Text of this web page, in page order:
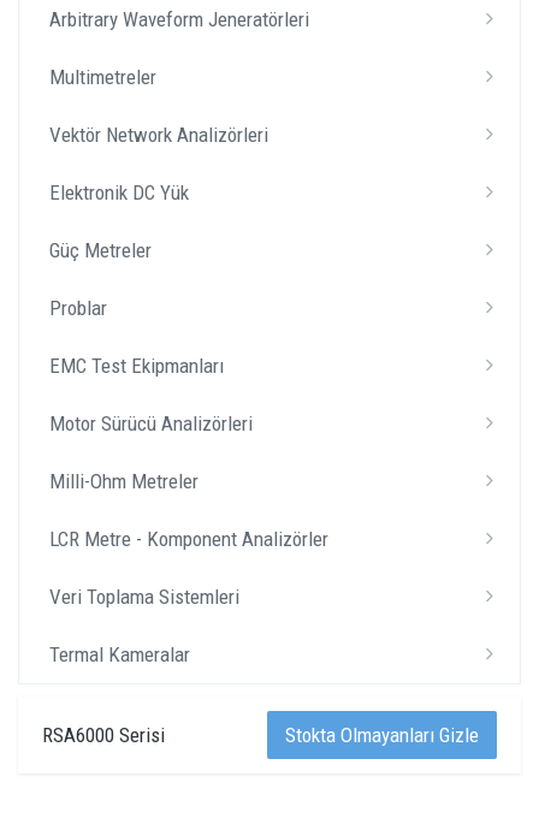
Arbitrary Waveform Jeneratörleri
Multimetreler
Vektör Network Analizörleri
Elektronik DC Yük
Güç Metreler
Problar
EMC Test Ekipmanları
Motor Sürücü Analizörleri
Milli-Ohm Metreler
LCR Metre - Komponent Analizörler
Veri Toplama Sistemleri
Termal Kameralar
RSA6000 Serisi Stokta Olmayanları Gizle